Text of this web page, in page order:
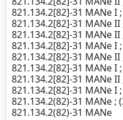
821.134.2[82]-31 MANe I
821.134.2[82]-31 MANe II
821.134.2[82]-31 MANe II
821.134.2[82]-31 MANe I
821.134.2[82]-31 MANe II
821.134.2[82]-31 MANe I
821.134.2[82]-31 MANe II
821.134.2[82]-31 MANe I
821.134.2(82)-31 MANe ;
821.134.2(82)-31 MANe